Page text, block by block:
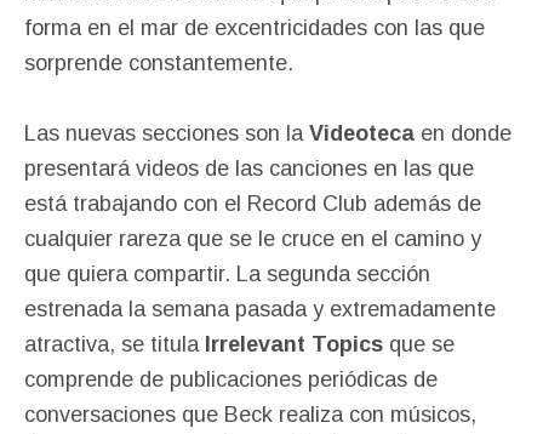
forma en el mar de excentricidades con las que
sorprende constantemente.
Las nuevas secciones son la Videoteca en donde
presentará videos de las canciones en las que
está trabajando con el Record Club además de
cualquier rareza que se le cruce en el camino y
que quiera compartir. La segunda sección
estrenada la semana pasada y extremadamente
atractiva, se titula Irrelevant Topics que se
comprende de publicaciones periódicas de
conversaciones que Beck realiza con músicos,